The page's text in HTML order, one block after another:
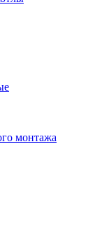
монтажа